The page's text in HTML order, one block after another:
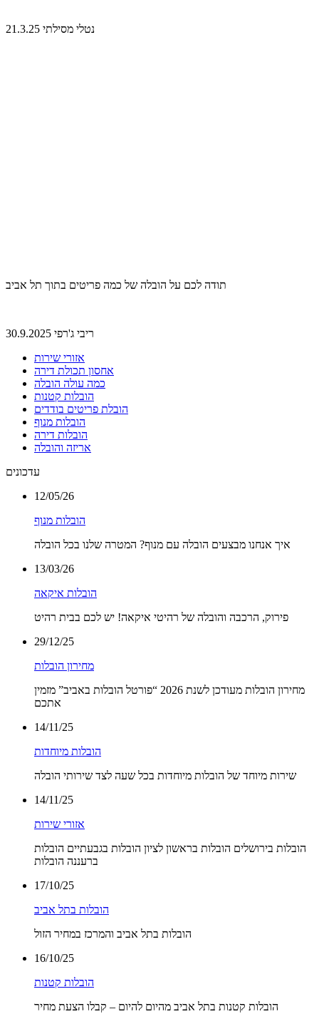
נטלי מסילתי 21.3.25
תודה לכם על הובלה של כמה פריטים בתוך תל אביב
ריבי ג'רפי 30.9.2025
אזורי שירות
אחסון תכולת דירה
כמה עולה הובלה
הובלות קטנות
הובלת פריטים בודדים
הובלות מנוף
הובלות דירה
אריזה והובלה
עדכונים
12/05/26
הובלות מנוף
איך אנחנו מבצעים הובלה עם מנוף? המטרה שלנו בכל הובלה
13/03/26
הובלות איקאה
פירוק, הרכבה והובלה של רהיטי איקאה! יש לכם בבית רהיט
29/12/25
מחירון הובלות
מחירון הובלות מעודכן לשנת 2026 “פורטל הובלות באביב” מזמין
אתכם
14/11/25
הובלות מיוחדות
שירות מיוחד של הובלות מיוחדות בכל שעה לצד שירותי הובלה
14/11/25
אזורי שירות
הובלות בירושלים הובלות בראשון לציון הובלות בגבעתיים הובלות
ברעננה הובלות
17/10/25
הובלות בתל אביב
הובלות בתל אביב והמרכז במחיר הזול
16/10/25
הובלות קטנות
הובלות קטנות בתל אביב מהיום להיום – קבלו הצעת מחיר